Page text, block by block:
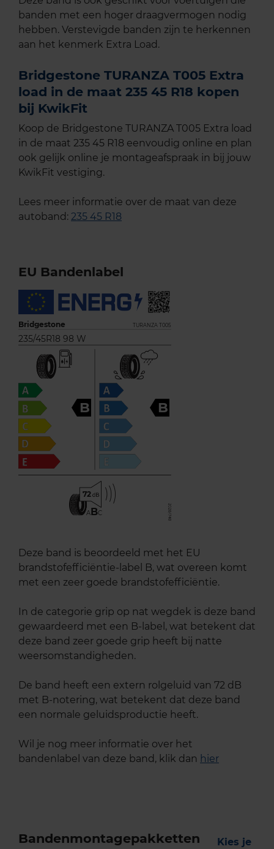
banden met een hoger draagvermogen nodig
hebben. Verstevigde banden zijn te herkennen
aan het kenmerk Extra Load.
Bridgestone TURANZA T005 Extra
load in de maat 235 45 R18 kopen
bij KwikFit
Koop de Bridgestone TURANZA T005 Extra load
in de maat 235 45 R18 eenvoudig online en plan
ook gelijk online je montageafspraak in bij jouw
KwikFit vestiging.
Lees meer informatie over de maat van deze
autoband: 235 45 R18
EU Bandenlabel
Bridgestone TURANZA T005
235/45R18 98 W
B B
72
ABC
Deze band is beoordeeld met het EU
brandstofefficiëntie-label B, wat overeen komt
met een zeer goede brandstofefficiëntie.
In de categorie grip op nat wegdek is deze band
gewaardeerd met een B-label, wat betekent dat
deze band zeer goede grip heeft bij natte
weersomstandigheden.
De band heeft een extern rolgeluid van 72 dB
met B-notering, wat betekent dat deze band
een normale geluidsproductie heeft.
Wil je nog meer informatie over het
bandenlabel van deze band, klik dan hier
Bandenmontagepakketten
Kies je